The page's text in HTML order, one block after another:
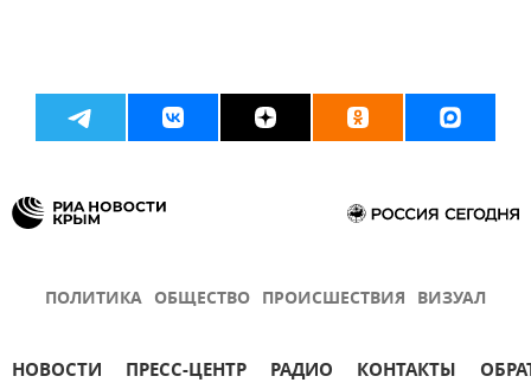
ПОЛИТИКА ОБЩЕСТВО ПРОИСШЕСТВИЯ ВИЗУАЛ
НОВОСТИ ПРЕСС-ЦЕНТР РАДИО КОНТАКТЫ